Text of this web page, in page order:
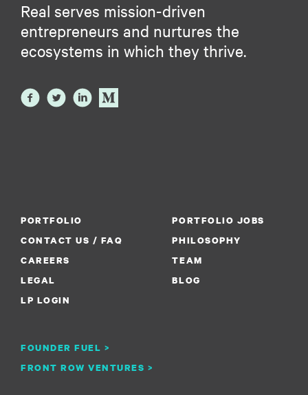
Real serves mission-driven
entrepreneurs and nurtures the
ecosystems in which they thrive.
PORTFOLIO
PORTFOLIO JOBS
CONTACT US / FAQ
PHILOSOPHY
CAREERS
FOUNDER FUEL >
TEAM
LEGAL
FRONT ROW VENTURES >
BLOG
LP LOGIN